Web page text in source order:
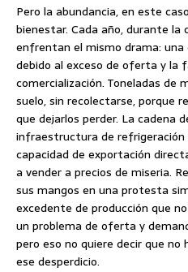
Pero la abundancia, en este
bienestar. Cada año, durante la
enfrentan el mismo drama: una
debido al exceso de oferta y la
comercialización. Toneladas de
suelo, sin recolectarse, porque
que dejarlos perder. La cadena
infraestructura de refrigeración
capacidad de exportación
a vender a precios de miseria.
sus mangos en una protesta
excedente de producción que
un problema de oferta y
pero eso no quiere decir que
ese desperdicio.